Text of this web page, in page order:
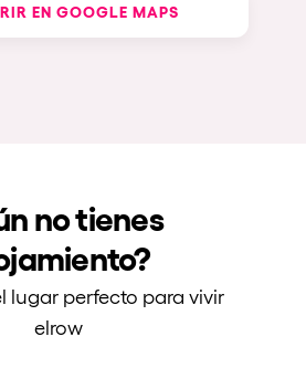
EN GOOGLE MAPS
no tienes
lugar perfecto para vivir
elrow